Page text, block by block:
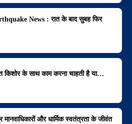
News : रात के बाद सुबह फिर
किशोर के साथ काम करना चाहती है या…
मानवाधिकारों और धार्मिक स्वतंत्रता के जीवंत